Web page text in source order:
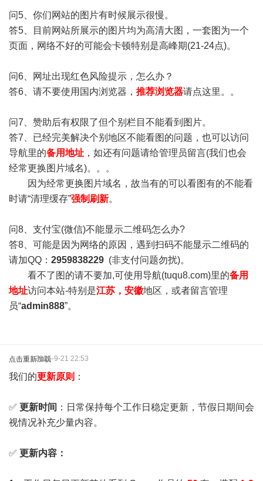
问5、你们网站的图片有时候展示很慢。
答5、目前网站所展示的图片均为高清大图，一套图为一个
页面，网络不好的可能会卡顿特别是高峰期(21-24点)。
问6、网址出现红色风险提示，怎么办？
答6、请不要使用国内浏览器， 推荐浏览器请点这里。。
问7、赞助后有权限了但个别栏目不能看到图片。
答7、已经完美解决个别地区不能看图的问题，也可以访问
导航里的备用地址 ，如还有问题请给管理员留言(我们也会
经常更换图片域名)。。。
因为经常更换图片域名，故当有的可以看图有的不能看
时请“清理缓存”强制刷新。
问8、支付宝(微信)不能显示二维码怎么办?
答8、可能是因为网络的原因，遇到扫码不能显示二维码的
请加QQ： 2959838229 (非支付问题勿扰)。
看不了图的请不要加,可使用导航(tuqu8.com)里的备用
地址访问本站-特别是江苏，安徽地区，或者留言管理
员“admin888”。
点击重新加载2025-9-21 22:53
我们的更新原则 ：
✅ 更新时间 ：日常保持每个工作日稳定更新，节假日期间会
视情况补充少量内容。
✅ 更新内容：